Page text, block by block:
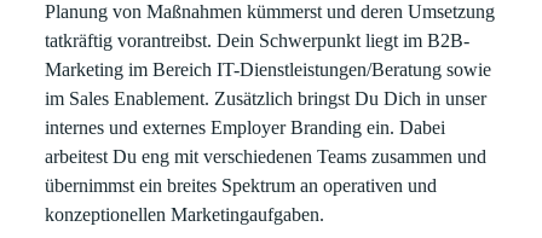
Planung von Maßnahmen kümmerst und deren Umsetzung
tatkräftig vorantreibst. Dein Schwerpunkt liegt im B2B-
Marketing im Bereich IT-Dienstleistungen/Beratung sowie
im Sales Enablement. Zusätzlich bringst Du Dich in unser
internes und externes Employer Branding ein. Dabei
arbeitest Du eng mit verschiedenen Teams zusammen und
übernimmst ein breites Spektrum an operativen und
konzeptionellen Marketingaufgaben.